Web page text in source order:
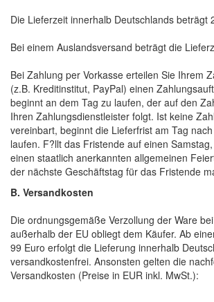
Die Lieferzeit innerhalb Deutschlands beträgt
Bei einem Auslandsversand beträgt die
Bei Zahlung per Vorkasse erteilen Sie Ihrem
(z.B. Kreditinstitut, PayPal) einen
beginnt an dem Tag zu laufen, der auf den
Ihren Zahlungsdienstleister folgt. Ist keine
vereinbart, beginnt die Lieferfrist am Tag
laufen. F?llt das Fristende auf einen
einen staatlich anerkannten allgemeinen
der nächste Geschäftstag für das Fristende
B. Versandkosten
Die ordnungsgemäße Verzollung der Ware
außerhalb der EU obliegt dem Käufer. Ab
99 Euro erfolgt die Lieferung innerhalb
versandkostenfrei. Ansonsten gelten die
Versandkosten (Preise in EUR inkl. MwSt.):